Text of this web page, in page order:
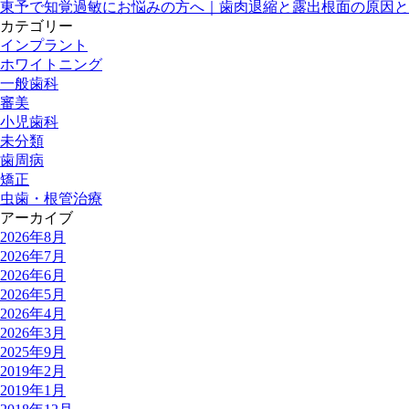
東予で知覚過敏にお悩みの方へ｜歯肉退縮と露出根面の原因
カテゴリー
インプラント
ホワイトニング
一般歯科
審美
小児歯科
未分類
歯周病
矯正
虫歯・根管治療
アーカイブ
2026年8月
2026年7月
2026年6月
2026年5月
2026年4月
2026年3月
2025年9月
2019年2月
2019年1月